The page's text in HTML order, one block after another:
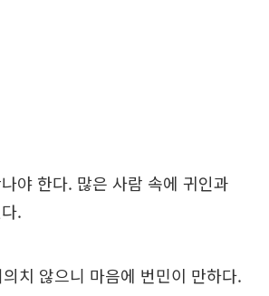
야 한다. 많은 사람 속에 귀인과
.
치 않으니 마음에 번민이 만하다.